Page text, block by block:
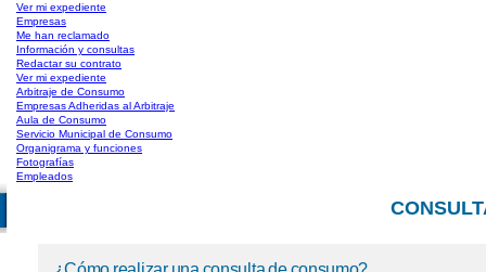
Ver mi expediente
Empresas
Me han reclamado
Información y consultas
Redactar su contrato
Ver mi expediente
Arbitraje de Consumo
Empresas Adheridas al Arbitraje
Aula de Consumo
Servicio Municipal de Consumo
Organigrama y funciones
Fotografías
Empleados